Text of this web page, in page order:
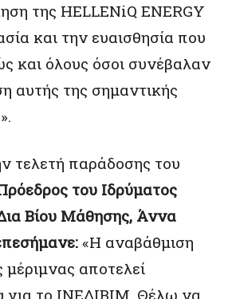
της HELLENiQ ENERGY
και την ευαισθησία που
και όλους όσοι συνέβαλαν
αυτής της σημαντικής
τελετή παράδοσης του
του Ιδρύματος
Βίου Μάθησης, Άννα
«Η αναβάθμιση
μέριμνας αποτελεί
για το ΙΝΕΔΙΒΙΜ. Θέλω να